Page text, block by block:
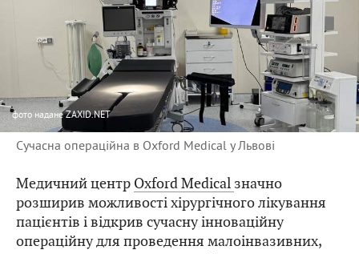
фото надане ZAXID.NET
Сучасна операційна в Oxford Medical у Львові
Медичний центр Oxford Medical значно
розширив можливості хірургічного лікування
пацієнтів і відкрив сучасну інноваційну
операційну для проведення малоінвазивних,